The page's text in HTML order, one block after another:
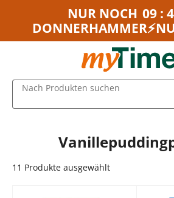
Zum Hauptinhalt springen
Zur Navigation springen
NUR NOCH 09 :
Nach Produkten suchen
11 Produkte ausgewählt